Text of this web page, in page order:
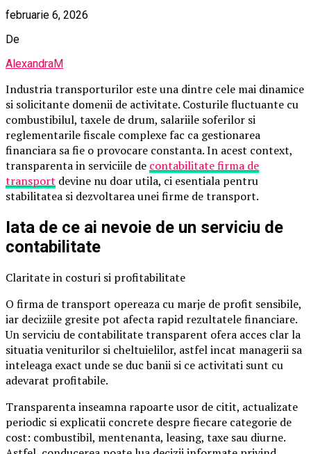
februarie 6, 2026
De
AlexandraM
Industria transporturilor este una dintre cele mai dinamice
si solicitante domenii de activitate. Costurile fluctuante cu
combustibilul, taxele de drum, salariile soferilor si
reglementarile fiscale complexe fac ca gestionarea
financiara sa fie o provocare constanta. In acest context,
transparenta in serviciile de contabilitate firma de
transport devine nu doar utila, ci esentiala pentru
stabilitatea si dezvoltarea unei firme de transport.
Iata de ce ai nevoie de un serviciu de
contabilitate
Claritate in costuri si profitabilitate
O firma de transport opereaza cu marje de profit sensibile,
iar deciziile gresite pot afecta rapid rezultatele financiare.
Un serviciu de contabilitate transparent ofera acces clar la
situatia veniturilor si cheltuielilor, astfel incat managerii sa
inteleaga exact unde se duc banii si ce activitati sunt cu
adevarat profitabile.
Transparenta inseamna rapoarte usor de citit, actualizate
periodic si explicatii concrete despre fiecare categorie de
cost: combustibil, mentenanta, leasing, taxe sau diurne.